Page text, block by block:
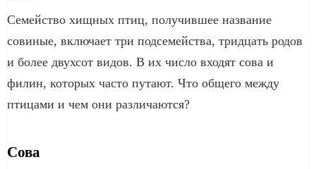
Семейство хищных птиц, получившее название
совиные, включает три подсемейства, тридцать родов
и более двухсот видов. В их число входят сова и
филин, которых часто путают. Что общего между
птицами и чем они различаются?
Сова